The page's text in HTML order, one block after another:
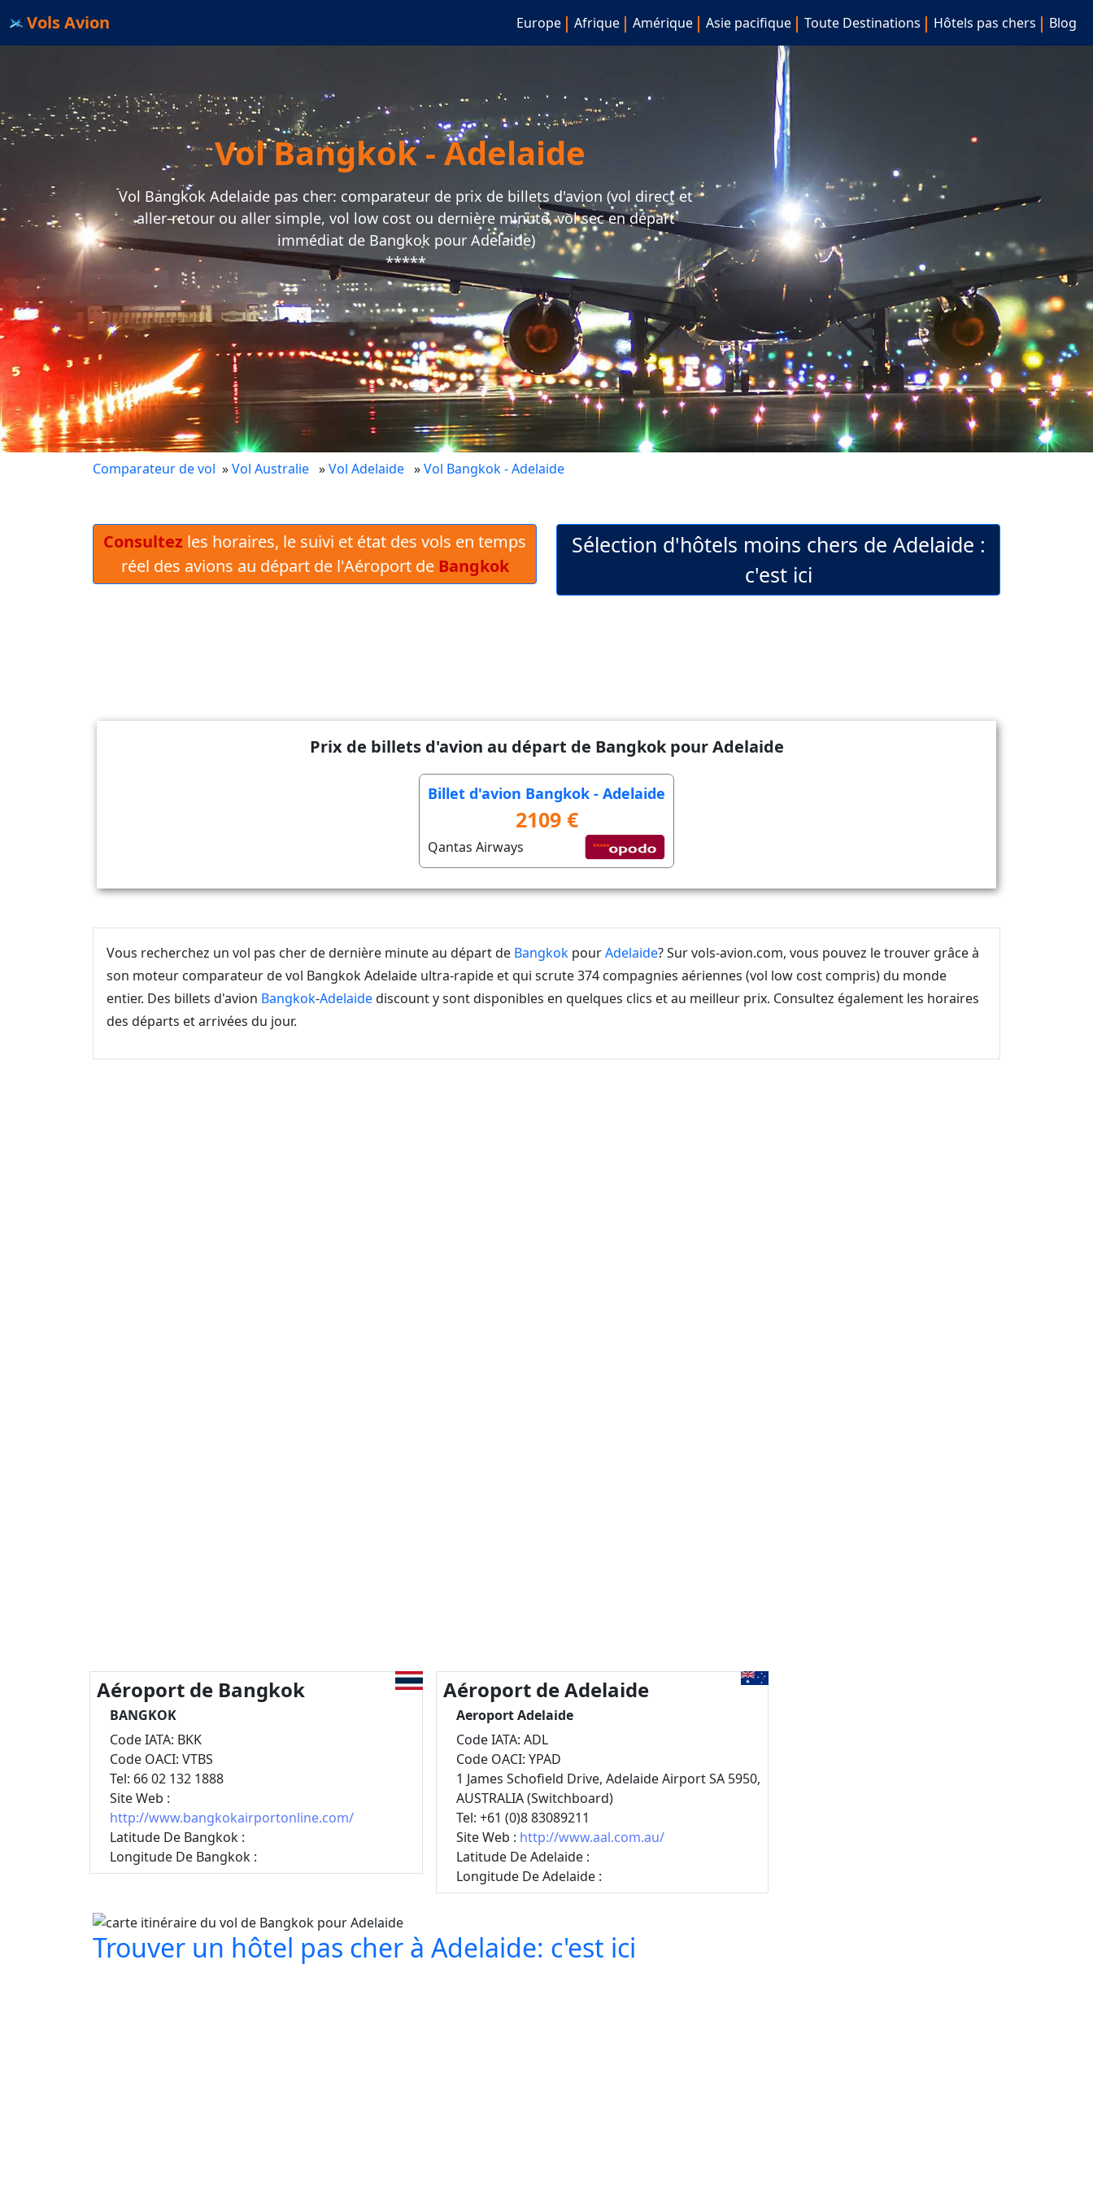
Vols Avion Europe Afrique Amérique Asie pacifique Toute Destinations Hôtels pas chers Blog
Vol Bangkok - Adelaide
Vol Bangkok Adelaide pas cher: comparateur de prix de billets d'avion (vol direct et
aller-retour ou aller simple, vol low cost ou dernière minute, vol sec en départ
immédiat de Bangkok pour Adelaide)
*****
Comparateur de vol »Vol Australie »Vol Adelaide »Vol Bangkok - Adelaide
Consultez les horaires, le suivi et état des vols en temps
réel des avions au départ de l'Aéroport de Bangkok
Sélection d'hôtels moins chers de Adelaide :
c'est ici
Prix de billets d'avion au départ de Bangkok pour Adelaide
Billet d'avion Bangkok - Adelaide
2109 €
Qantas Airways
Vous recherchez un vol pas cher de dernière minute au départ de Bangkok pourAdelaide? Sur vols-avion.com, vous pouvez le trouver grâce à
son moteur comparateur de vol Bangkok Adelaide ultra-rapide et qui scrute 374 compagnies aériennes (vol low cost compris) du monde
entier. Des billets d'avion Bangkok-Adelaidediscount y sont disponibles en quelques clics et au meilleur prix. Consultez également les horaires
des départs et arrivées du jour.
Aéroport de Bangkok
BANGKOK
Code IATA: BKK
Code OACI: VTBS
Tel: 66 02 132 1888
Site Web :
http://www.bangkokairportonline.com/
Latitude De Bangkok :
Longitude De Bangkok :
Aéroport de Adelaide
Aeroport Adelaide
Code IATA: ADL
Code OACI: YPAD
1 James Schofield Drive, Adelaide Airport SA 5950,
AUSTRALIA (Switchboard)
Tel: +61 (0)8 83089211
Site Web : http://www.aal.com.au/
Latitude De Adelaide :
Longitude De Adelaide :
Trouver un hôtel pas cher à Adelaide: c'est ici